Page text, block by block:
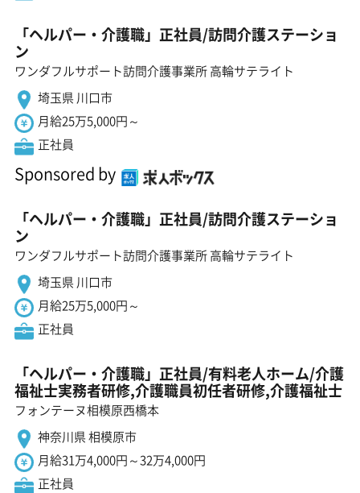
「ヘルパー・介護職」正社員/訪問介護ステーショ
ン
ワンダフルサポート訪問介護事業所 高輪サテライト
埼玉県 川口市
月給25万5,000円～
正社員
Sponsored by
「ヘルパー・介護職」正社員/訪問介護ステーショ
ン
ワンダフルサポート訪問介護事業所 高輪サテライト
埼玉県 川口市
月給25万5,000円～
正社員
「ヘルパー・介護職」正社員/有料老人ホーム/介護
福祉士実務者研修,介護職員初任者研修,介護福祉士
フォンテーヌ相模原西橋本
神奈川県 相模原市
月給31万4,000円～32万4,000円
正社員